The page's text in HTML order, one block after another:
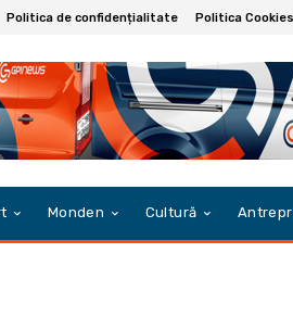
Politica de confidențialitate Politica Cookies
Monden Cultură